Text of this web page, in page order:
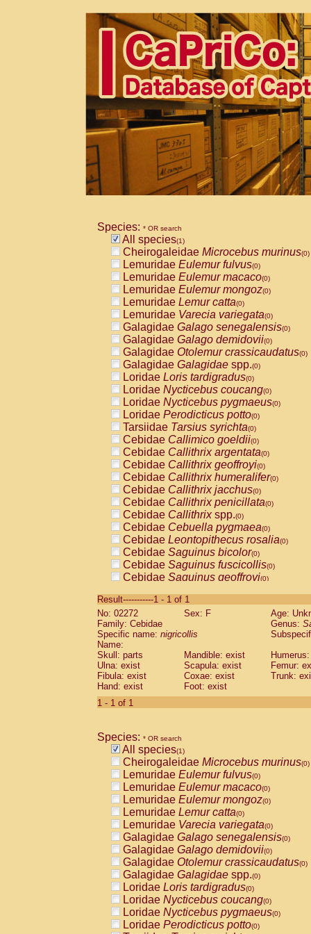
Species: * OR search
All species(1)
Cheirogaleidae Microcebus murinus(0)
Lemuridae Eulemur fulvus(0)
Lemuridae Eulemur macaco(0)
Lemuridae Eulemur mongoz(0)
Lemuridae Lemur catta(0)
Lemuridae Varecia variegata(0)
Galagidae Galago senegalensis(0)
Galagidae Galago demidovii(0)
Galagidae Otolemur crassicaudatus(0)
Galagidae Galagidae spp.(0)
Loridae Loris tardigradus(0)
Loridae Nycticebus coucang(0)
Loridae Nycticebus pygmaeus(0)
Loridae Perodicticus potto(0)
Tarsiidae Tarsius syrichta(0)
Cebidae Callimico goeldii(0)
Cebidae Callithrix argentata(0)
Cebidae Callithrix geoffroyi(0)
Cebidae Callithrix humeralifer(0)
Cebidae Callithrix jacchus(0)
Cebidae Callithrix penicillata(0)
Cebidae Callithrixspp.(0)
Cebidae Cebuella pygmaea(0)
Cebidae Leontopithecus rosalia(0)
Cebidae Saguinus bicolor(0)
Cebidae Saguinus fuscicollis(0)
Cebidae Saguinus geoffroyi(0)
CebidaeSaguinus labiatus(0)
Cebidae Saguinus leucopus (0)
Cebidae
CebidaeSaguinus mystax
Cebidae Saguinus nigricollis (1)
Cebidae Saguinus oedipus
Cebidae Saguinus weddelli
Cebidae Saguinusspp.
Cebidae
CebidaeCebus capucinus
CebidaeCebus nigrivittatus
CebidaeCebus spp.(0)
CebidaeSaimiri boliviensis(0)
CebidaeSaimiri sciureus(0)
AtelidaeAlouatta caraya(0)
AtelidaeAlouatta fusca(0)
AtelidaeAlouatta seniculus(0)
AtelidaeAlouattaspp.(0)
AtelidaeAteles belzebuth(0)
AtelidaeAteles geoffroyi(0)
AtelidaeAteles paniscus(0)
AtelidaeAtelesspp.(0)
AtelidaeLagothrix lagothricha(0)
AtelidaeLagothrix lagothricha cana
PitheciidaeCacajao calvus
Result-----------1 - 1 of 1
No: 02272
Sex: F
Age:
Family: Cebidae
Genus:
Specific name: nigricollis
Name:
Skull: parts
Mandible: exist
Ulna: exist
Scapula: exist
Femur:
Fibula: exist
Coxae: exist
Trunk:
Hand: exist
Foot: exist
1 - 1 of 1
Species: * OR search
All species(1)
Cheirogaleidae Microcebus murinus(0)
Lemuridae Eulemur fulvus(0)
Lemuridae Eulemur macaco(0)
Lemuridae Eulemur mongoz(0)
Lemuridae Lemur catta(0)
Lemuridae Varecia variegata(0)
Galagidae Galago senegalensis(0)
Galagidae Galago demidovii(0)
Galagidae Otolemur crassicaudatus(0)
Galagidae Galagidae spp.(0)
Loridae Loris tardigradus(0)
Loridae Nycticebus coucang(0)
Loridae Nycticebus pygmaeus(0)
Loridae Perodicticus potto(0)